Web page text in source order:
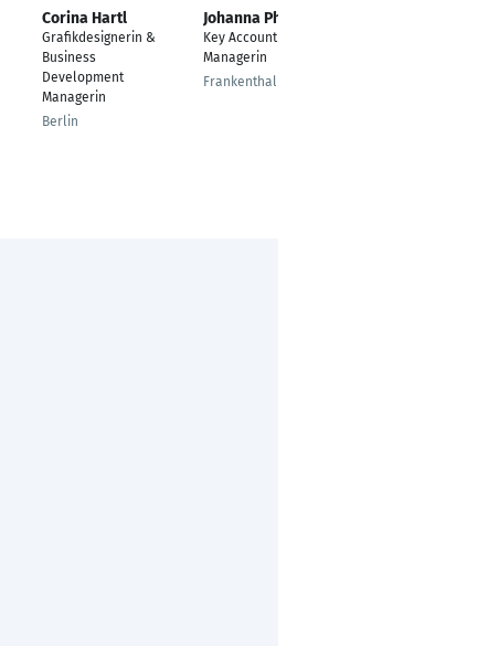
Corina Hartl
Grafikdesignerin &
Business
Development
Managerin
Berlin
Johanna Philippi
Key Account
Managerin
Frankenthal